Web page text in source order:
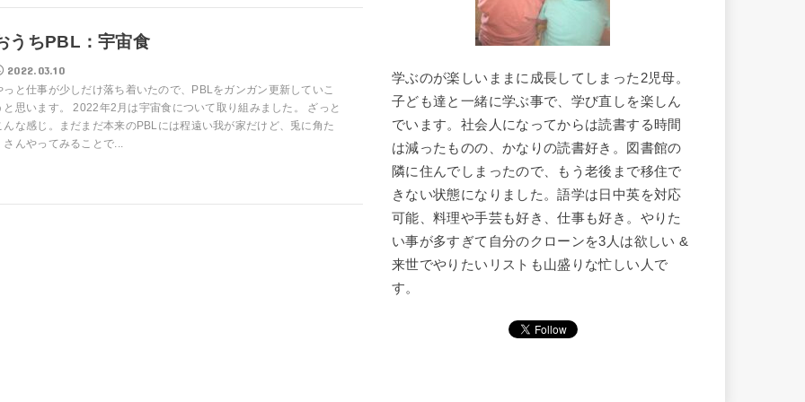
うちPBL：宇宙食
2022.03.10
っと仕事が少しだけ落ち着いたので、PBLをガンガン更新していこ
と思います。 2022年2月は宇宙食について取り組みました。 ざっと
んな感じ。まだまだ本来のPBLには程遠い我が家だけど、兎に角た
さんやってみることで...
学ぶのが楽しいままに成長してしまった2児母。
子ども達と一緒に学ぶ事で、学び直しを楽しん
でいます。社会人になってからは読書する時間
は減ったものの、かなりの読書好き。図書館の
隣に住んでしまったので、もう老後まで移住で
きない状態になりました。語学は日中英を対応
可能、料理や手芸も好き、仕事も好き。やりた
い事が多すぎて自分のクローンを3人は欲しい &
来世でやりたいリストも山盛りな忙しい人で
す。